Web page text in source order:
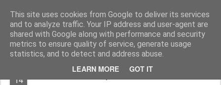
This site uses cookies from Google to deliver its services
and to analyze traffic. Your IP address and user-agent are
shared with Google along with performance and security
metrics to ensure quality of service, generate usage
statistics, and to detect and address abuse.
LEARN MORE GOT IT
Geopalavras
canal800 clique ZapCanal
14 Upa! #023.